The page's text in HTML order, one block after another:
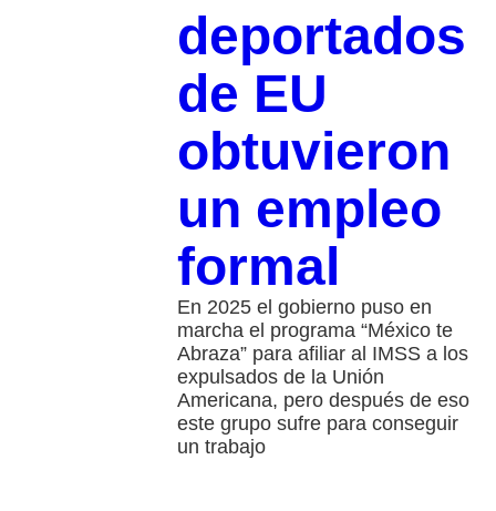
deportados
de EU
obtuvieron
un empleo
formal
En 2025 el gobierno puso en
marcha el programa “México te
Abraza” para afiliar al IMSS a los
expulsados de la Unión
Americana, pero después de eso
este grupo sufre para conseguir
un trabajo